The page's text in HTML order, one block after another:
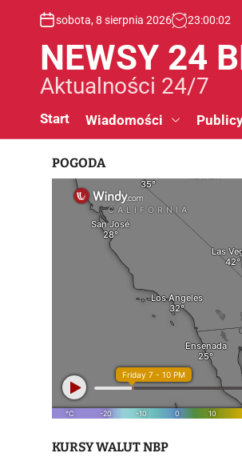
sobota, 8 sierpnia 2026 23:00:02
NEWSY 24
Aktualności 24/7
Start Wiadomości
POGODA
KURSY WALUT NBP